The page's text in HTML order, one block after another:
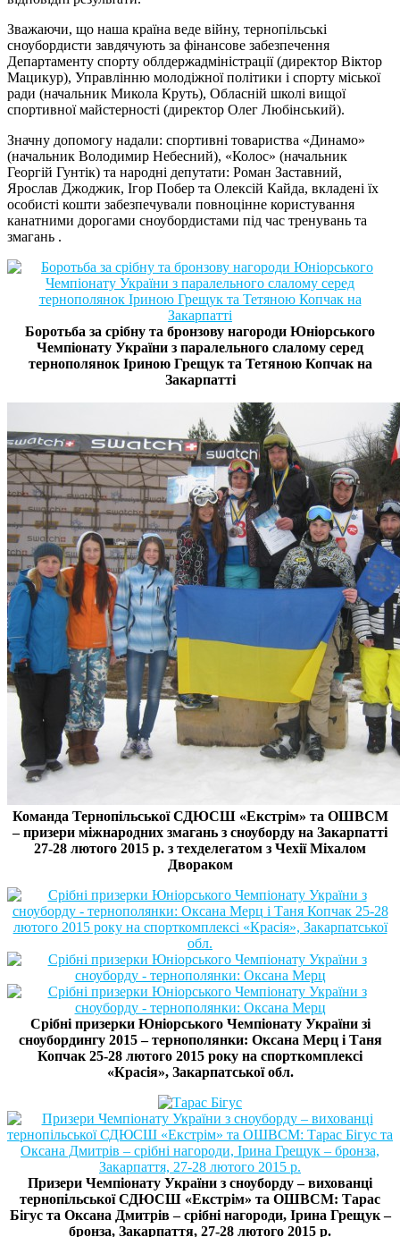
Зважаючи, що наша країна веде війну, тернопільські
сноубордисти завдячують за фінансове забезпечення
Департаменту спорту облдержадміністрації (директор Віктор
Мацикур), Управлінню молодіжної політики і спорту міської
ради (начальник Микола Круть), Обласній школі вищої
спортивної майстерності (директор Олег Любінський).
Значну допомогу надали: спортивні товариства «Динамо»
(начальник Володимир Небесний), «Колос» (начальник
Георгій Гунтік) та народні депутати: Роман Заставний,
Ярослав Джоджик, Ігор Побер та Олексій Кайда, вкладені їх
особисті кошти забезпечували повноцінне користування
канатними дорогами сноубордистами під час тренувань та
змагань .
Боротьба за срібну та бронзову нагороди Юніорського
Чемпіонату України з паралельного слалому серед
тернополянок Іриною Грещук та Тетяною Копчак на
Закарпатті
Команда Тернопільської СДЮСШ «Екстрім» та ОШВСМ
– призери міжнародних змагань з сноуборду на Закарпатті
27-28 лютого 2015 р. з техделегатом з Чехії Міхалом
Двораком
Срібні призерки Юніорського Чемпіонату України зі
сноубордингу 2015 – тернополянки: Оксана Мерц і Таня
Копчак 25-28 лютого 2015 року на спорткомплексі
«Красія», Закарпатської обл.
Призери Чемпіонату України з сноуборду – вихованці
тернопільської СДЮСШ «Екстрім» та ОШВСМ: Тарас
Бігус та Оксана Дмитрів – срібні нагороди, Ірина Грещук –
бронза, Закарпаття, 27-28 лютого 2015 р.